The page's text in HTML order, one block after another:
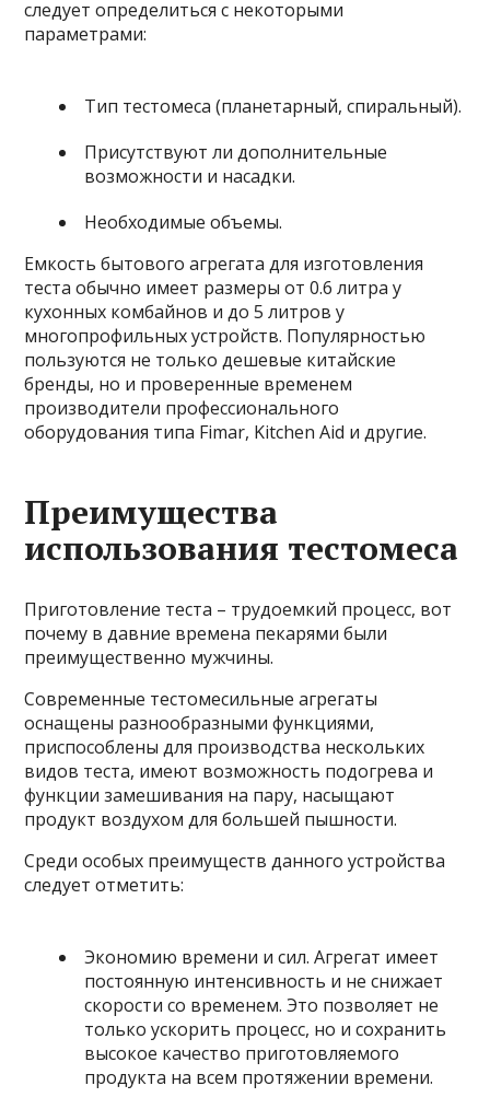
следует определиться с некоторыми
параметрами:
Тип тестомеса (планетарный, спиральный).
Присутствуют ли дополнительные
возможности и насадки.
Необходимые объемы.
Емкость бытового агрегата для изготовления
теста обычно имеет размеры от 0.6 литра у
кухонных комбайнов и до 5 литров у
многопрофильных устройств. Популярностью
пользуются не только дешевые китайские
бренды, но и проверенные временем
производители профессионального
оборудования типа Fimar, Kitchen Aid и другие.
Преимущества
использования тестомеса
Приготовление теста – трудоемкий процесс, вот
почему в давние времена пекарями были
преимущественно мужчины.
Современные тестомесильные агрегаты
оснащены разнообразными функциями,
приспособлены для производства нескольких
видов теста, имеют возможность подогрева и
функции замешивания на пару, насыщают
продукт воздухом для большей пышности.
Среди особых преимуществ данного устройства
следует отметить:
Экономию времени и сил. Агрегат имеет
постоянную интенсивность и не снижает
скорости со временем. Это позволяет не
только ускорить процесс, но и сохранить
высокое качество приготовляемого
продукта на всем протяжении времени.